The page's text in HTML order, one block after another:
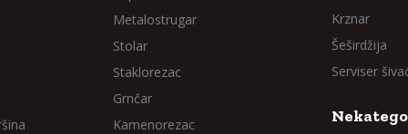
Metalostrugar
Stolar
Staklorezac
Grnčar
Kamenorezac
Krznar
Šeširdžija
Serviser